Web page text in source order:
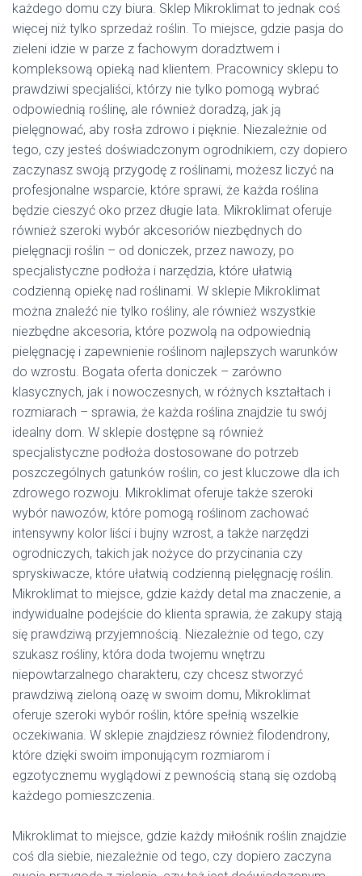
każdego domu czy biura. Sklep Mikroklimat to jednak coś
więcej niż tylko sprzedaż roślin. To miejsce, gdzie pasja do
zieleni idzie w parze z fachowym doradztwem i
kompleksową opieką nad klientem. Pracownicy sklepu to
prawdziwi specjaliści, którzy nie tylko pomogą wybrać
odpowiednią roślinę, ale również doradzą, jak ją
pielęgnować, aby rosła zdrowo i pięknie. Niezależnie od
tego, czy jesteś doświadczonym ogrodnikiem, czy dopiero
zaczynasz swoją przygodę z roślinami, możesz liczyć na
profesjonalne wsparcie, które sprawi, że każda roślina
będzie cieszyć oko przez długie lata. Mikroklimat oferuje
również szeroki wybór akcesoriów niezbędnych do
pielęgnacji roślin – od doniczek, przez nawozy, po
specjalistyczne podłoża i narzędzia, które ułatwią
codzienną opiekę nad roślinami. W sklepie Mikroklimat
można znaleźć nie tylko rośliny, ale również wszystkie
niezbędne akcesoria, które pozwolą na odpowiednią
pielęgnację i zapewnienie roślinom najlepszych warunków
do wzrostu. Bogata oferta doniczek – zarówno
klasycznych, jak i nowoczesnych, w różnych kształtach i
rozmiarach – sprawia, że każda roślina znajdzie tu swój
idealny dom. W sklepie dostępne są również
specjalistyczne podłoża dostosowane do potrzeb
poszczególnych gatunków roślin, co jest kluczowe dla ich
zdrowego rozwoju. Mikroklimat oferuje także szeroki
wybór nawozów, które pomogą roślinom zachować
intensywny kolor liści i bujny wzrost, a także narzędzi
ogrodniczych, takich jak nożyce do przycinania czy
spryskiwacze, które ułatwią codzienną pielęgnację roślin.
Mikroklimat to miejsce, gdzie każdy detal ma znaczenie, a
indywidualne podejście do klienta sprawia, że zakupy stają
się prawdziwą przyjemnością. Niezależnie od tego, czy
szukasz rośliny, która doda twojemu wnętrzu
niepowtarzalnego charakteru, czy chcesz stworzyć
prawdziwą zieloną oazę w swoim domu, Mikroklimat
oferuje szeroki wybór roślin, które spełnią wszelkie
oczekiwania. W sklepie znajdziesz również filodendrony,
które dzięki swoim imponującym rozmiarom i
egzotycznemu wyglądowi z pewnością staną się ozdobą
każdego pomieszczenia.
Mikroklimat to miejsce, gdzie każdy miłośnik roślin znajdzie
coś dla siebie, niezależnie od tego, czy dopiero zaczyna